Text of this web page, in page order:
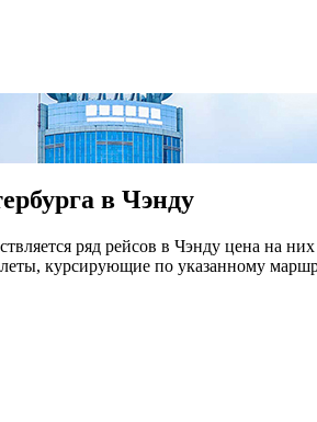
в Чэнду
ряд рейсов в Чэнду цена на них
курсирующие по указанному